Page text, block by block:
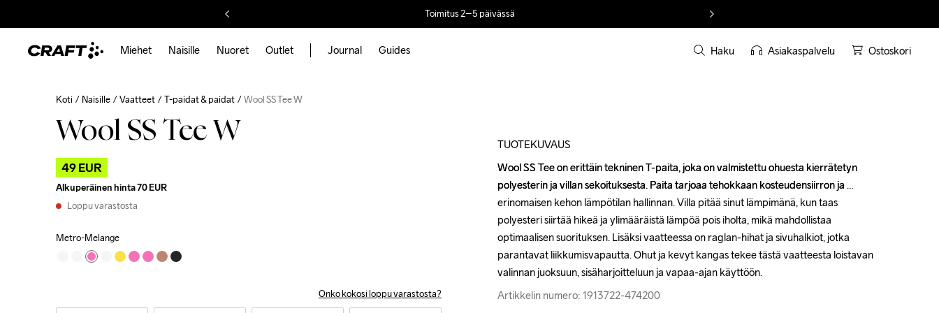
Toimitus 2–5 päivässä
Miehet Naisille Nuoret Outlet Journal Guides Haku Asiakaspalvelu Ostoskori
Koti Naisille Vaatteet T-paidat & paidat Wool SS Tee W
Wool SS Tee W
49 EUR
Alkuperäinen hinta70 EUR
Loppu varastosta
Metro-Melange
Onko kokosi loppu varastosta?
TUOTEKUVAUS
Wool SS Tee on erittäin tekninen T-paita, joka on valmistettu ohuesta kierrätetyn
polyesterin ja villan sekoituksesta. Paita tarjoaa tehokkaan kosteudensiirron ja
erinomaisen kehon lämpötilan hallinnan. Villa pitää sinut lämpimänä, kun taas
polyesteri siirtää hikeä ja ylimääräistä lämpöä pois iholta, mikä mahdollistaa
optimaalisen suorituksen. Lisäksi vaatteessa on raglan-hihat ja sivuhalkiot, jotka
parantavat liikkumisvapautta. Ohut ja kevyt kangas tekee tästä vaatteesta loistavan
valinnan juoksuun, sisäharjoitteluun ja vapaa-ajan käyttöön.
Artikkelin numero: 1913722-474200
Wool SS Tee on erittäin tekninen T-paita, joka on valmistettu ohuesta kierrätetyn
polyesterin ja villan sekoituksesta. Paita tarjoaa tehokkaan kosteudensiirron ja
erinomaisen kehon lämpötilan hallinnan. Villa pitää sinut lämpimänä, kun taas
polyesteri siirtää hikeä ja ylimääräistä lämpöä pois iholta, mikä mahdollistaa
optimaalisen suorituksen. Lisäksi vaatteessa on raglan-hihat ja sivuhalkiot, jotka
parantavat liikkumisvapautta. Ohut ja kevyt kangas tekee tästä vaatteesta loistavan
valinnan juoksuun, sisäharjoitteluun ja vapaa-ajan käyttöön.
Artikkelin numero: 1913722-474200